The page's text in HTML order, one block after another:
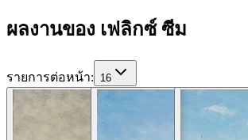
ผลงานของ เฟลิกซ์ ซีม
รายการต่อหน้า: 16